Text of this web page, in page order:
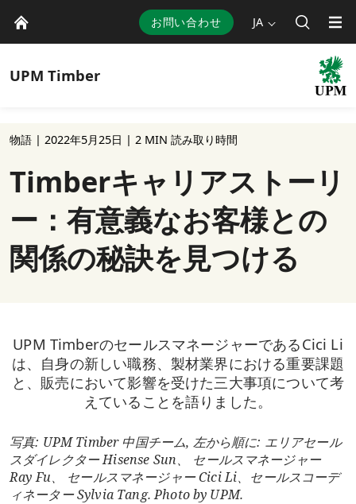
お問い合わせ JA
UPM Timber
物語 | 2022年5月25日 | 2 MIN 読み取り時間
Timberキャリアストーリ
ー：有意義なお客様との
関係の秘訣を見つける
UPM TimberのセールスマネージャーであるCici Li
は、自身の新しい職務、製材業界における重要課題
と、販売において影響を受けた三大事項について考
えていることを語りました。
写真: UPM Timber 中国チーム, 左から順に: エリアセール
スダイレクターHisense Sun、 セールスマネージャー
Ray Fu、 セールスマネージャーCici Li、セールスコーデ
ィネーターSylvia Tang. Photo by UPM.